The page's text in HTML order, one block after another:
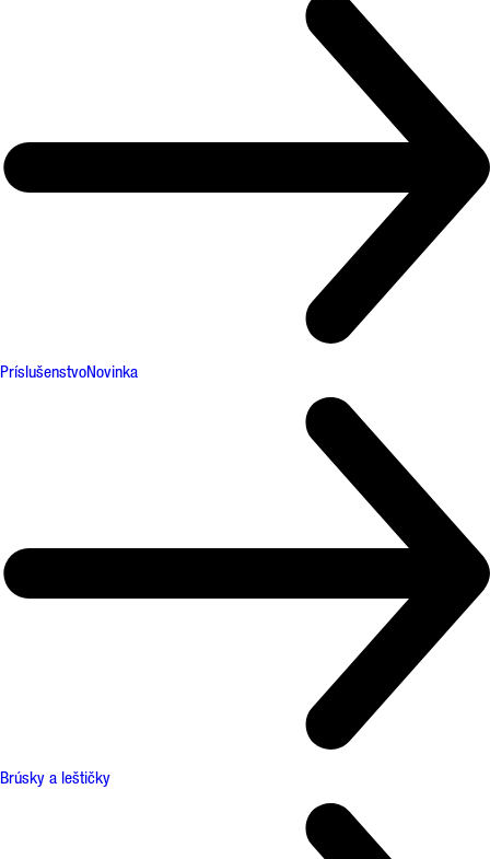
PríslušenstvoNovinka
Brúsky a leštičky